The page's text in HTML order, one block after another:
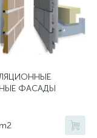
ФАСАДЫ